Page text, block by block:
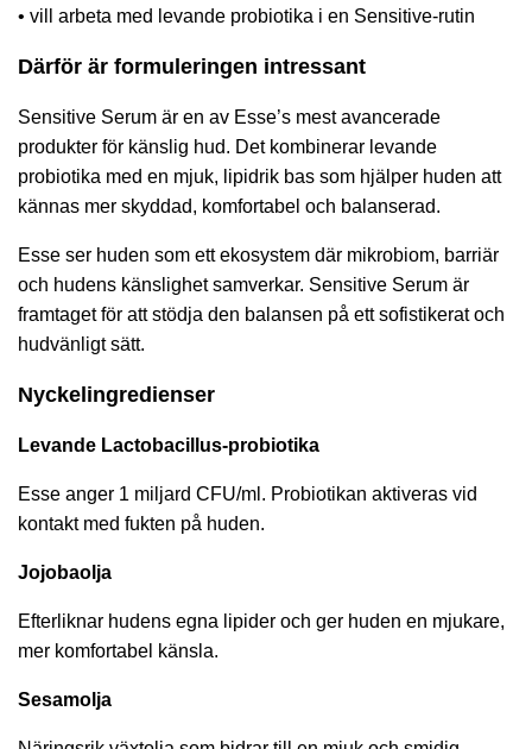
• vill arbeta med levande probiotika i en Sensitive-rutin
Därför är formuleringen intressant
Sensitive Serum är en av Esse’s mest avancerade
produkter för känslig hud. Det kombinerar levande
probiotika med en mjuk, lipidrik bas som hjälper huden att
kännas mer skyddad, komfortabel och balanserad.
Esse ser huden som ett ekosystem där mikrobiom, barriär
och hudens känslighet samverkar. Sensitive Serum är
framtaget för att stödja den balansen på ett sofistikerat och
hudvänligt sätt.
Nyckelingredienser
Levande Lactobacillus-probiotika
Esse anger 1 miljard CFU/ml. Probiotikan aktiveras vid
kontakt med fukten på huden.
Jojobaolja
Efterliknar hudens egna lipider och ger huden en mjukare,
mer komfortabel känsla.
Sesamolja